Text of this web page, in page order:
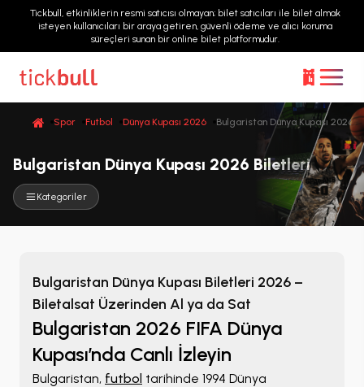
Tickbull, etkinliklerin resmi satıcısı olmayan; bilet satıcıları ile bilet almak
isteyen kullanıcıları bir araya getiren, güvenli ödeme ve alıcı koruma
süreçleri sunan bir online bilet platformudur.
Spor Futbol Dünya Kupası 2026 Bulgaristan Dünya Kupası 2026
Bulgaristan Dünya Kupası 2026 Biletleri
Kategoriler
Bulgaristan Dünya Kupası Biletleri 2026 –
Biletalsat Üzerinden Al ya da Sat
Bulgaristan 2026 FIFA Dünya
Kupası’nda Canlı İzleyin
Bulgaristan, futbol tarihinde 1994 Dünya